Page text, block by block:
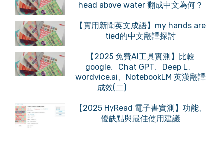
head above water 翻成中文為何？
【實用新聞英文成語】my hands are
tied的中文翻譯探討
【2025 免費AI工具實測】比較
google、Chat GPT、Deep L、
wordvice.ai、NotebookLM 英漢翻譯
成效(二)
【2025 HyRead 電子書實測】功能、
優缺點與最佳使用建議